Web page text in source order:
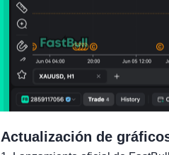
Actualización de